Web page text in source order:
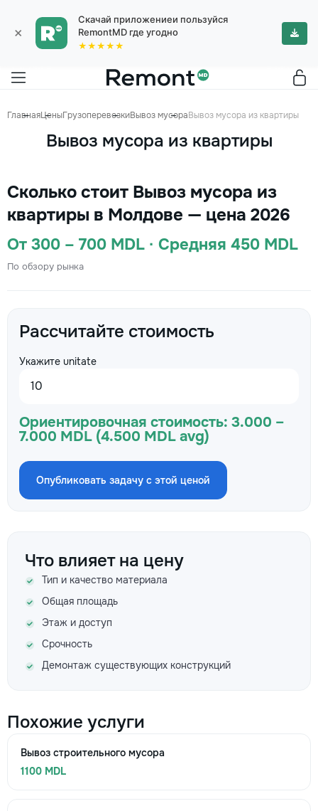
×
Скачай приложениеи пользуйся
RemontMD где угодно
★★★★★
ГлавнаяЦеныГрузоперевозкиВывоз мусораВывоз мусора из квартиры
Вывоз мусора из квартиры
Сколько стоит Вывоз мусора из
квартиры в Молдове — цена 2026
От 300 – 700 MDL · Средняя 450 MDL
По обзору рынка
Рассчитайте стоимость
Укажите unitate
Ориентировочная стоимость: 3.000 –
7.000 MDL (4.500 MDL avg)
Опубликовать задачу с этой ценой
Что влияет на цену
Тип и качество материала
Общая площадь
Этаж и доступ
Срочность
Демонтаж существующих конструкций
Похожие услуги
Вывоз строительного мусора
1100 MDL